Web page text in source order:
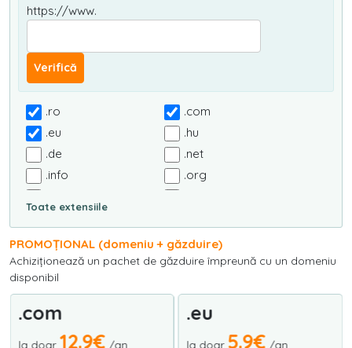
https://www.
Verifică
.ro
.com
.eu
.hu
.de
.net
.info
.org
.info.ro
.rec.ro
.arts.ro
.firm.ro
.tm.ro
.es
.tv
.us
.co.uk
Toate extensiile
PROMOȚIONAL (domeniu + găzduire)
Achiziționează un pachet de găzduire împreună cu un domeniu
disponibil
/an
la doar 5.9€/an
la doar